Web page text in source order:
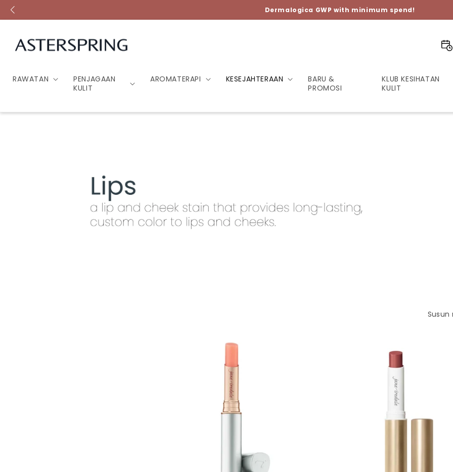
Lompat ke
kandungan
RAWATAN
PENJAGAAN
KULIT
AROMATERAPI KESEJAHTERAAN
BARU &
PROMOSI
KLUB KESIHATAN
KULIT
Susun